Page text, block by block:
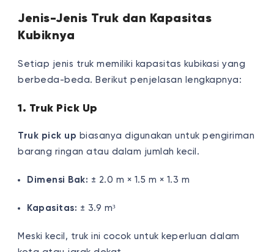
Jenis-Jenis Truk dan Kapasitas
Kubiknya
Setiap jenis truk memiliki kapasitas kubikasi yang
berbeda-beda. Berikut penjelasan lengkapnya:
1. Truk Pick Up
Truk pick up biasanya digunakan untuk pengiriman
barang ringan atau dalam jumlah kecil.
Dimensi Bak: ± 2.0 m × 1.5 m × 1.3 m
Kapasitas: ± 3.9 m³
Meski kecil, truk ini cocok untuk keperluan dalam